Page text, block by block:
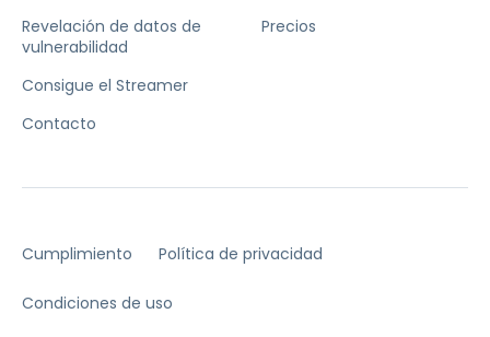
Revelación de datos de
vulnerabilidad
Consigue el Streamer
Contacto
Precios
Cumplimiento Política de privacidad
Condiciones de uso